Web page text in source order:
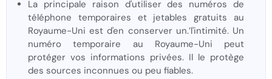
La principale raison d'utiliser des numéros de
téléphone temporaires et jetables gratuits au
Royaume-Uni est d'en conserver un.’l'intimité. Un
numéro temporaire au Royaume-Uni peut
protéger vos informations privées. Il le protège
des sources inconnues ou peu fiables.